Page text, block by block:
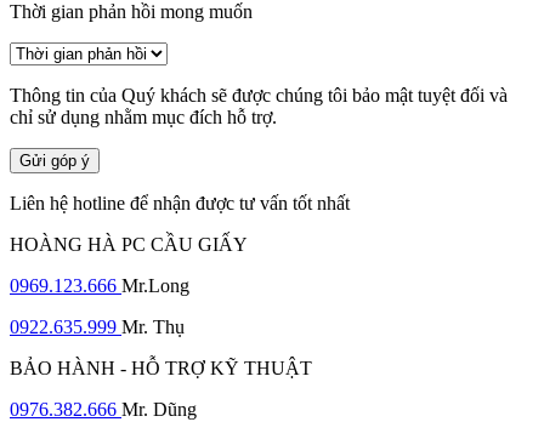
Thời gian phản hồi mong muốn
Thông tin của Quý khách sẽ được chúng tôi bảo mật tuyệt đối và
chỉ sử dụng nhằm mục đích hỗ trợ.
Gửi góp ý
Liên hệ hotline để nhận được tư vấn tốt nhất
HOÀNG HÀ PC CẦU GIẤY
0969.123.666 Mr.Long
0922.635.999 Mr. Thụ
BẢO HÀNH - HỖ TRỢ KỸ THUẬT
0976.382.666 Mr. Dũng